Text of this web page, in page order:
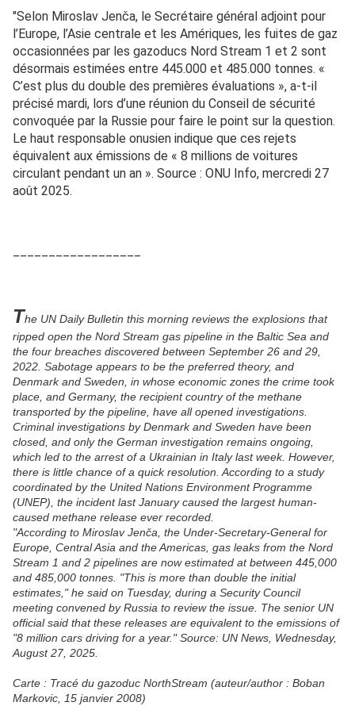
"Selon Miroslav Jenča, le Secrétaire général adjoint pour
l’Europe, l’Asie centrale et les Amériques, les fuites de gaz
occasionnées par les gazoducs Nord Stream 1 et 2 sont
désormais estimées entre 445.000 et 485.000 tonnes. «
C’est plus du double des premières évaluations », a-t-il
précisé mardi, lors d’une réunion du Conseil de sécurité
convoquée par la Russie pour faire le point sur la question.
Le haut responsable onusien indique que ces rejets
équivalent aux émissions de « 8 millions de voitures
circulant pendant un an ». Source : ONU Info, mercredi 27
août 2025.
The UN Daily Bulletin this morning reviews the explosions that
ripped open the Nord Stream gas pipeline in the Baltic Sea and
the four breaches discovered between September 26 and 29,
2022. Sabotage appears to be the preferred theory, and
Denmark and Sweden, in whose economic zones the crime took
place, and Germany, the recipient country of the methane
transported by the pipeline, have all opened investigations.
Criminal investigations by Denmark and Sweden have been
closed, and only the German investigation remains ongoing,
which led to the arrest of a Ukrainian in Italy last week. However,
there is little chance of a quick resolution. According to a study
coordinated by the United Nations Environment Programme
(UNEP), the incident last January caused the largest human-
caused methane release ever recorded.
"According to Miroslav Jenča, the Under-Secretary-General for
Europe, Central Asia and the Americas, gas leaks from the Nord
Stream 1 and 2 pipelines are now estimated at between 445,000
and 485,000 tonnes. "This is more than double the initial
estimates," he said on Tuesday, during a Security Council
meeting convened by Russia to review the issue. The senior UN
official said that these releases are equivalent to the emissions of
"8 million cars driving for a year." Source: UN News, Wednesday,
August 27, 2025.
Carte : Tracé du gazoduc NorthStream (auteur/author : Boban
Markovic, 15 janvier 2008)